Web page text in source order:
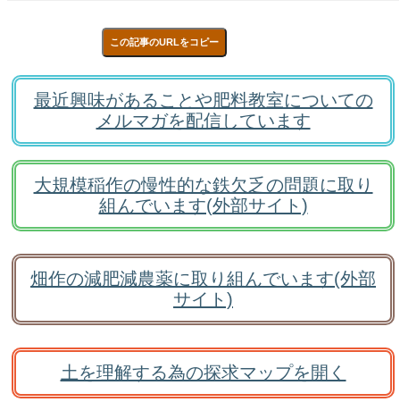
この記事のURLをコピー
最近興味があることや肥料教室についての
メルマガを配信しています
大規模稲作の慢性的な鉄欠乏の問題に取り
組んでいます(外部サイト)
畑作の減肥減農薬に取り組んでいます(外部
サイト)
土を理解する為の探求マップを開く